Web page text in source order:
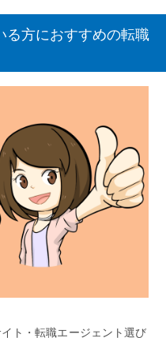
る方におすすめの転職
ト・転職エージェント選び